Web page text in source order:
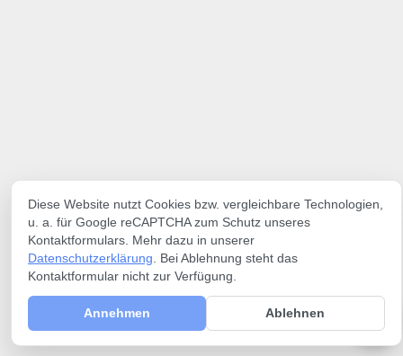
Diese Website nutzt Cookies bzw. vergleichbare Technologien,
u. a. für Google reCAPTCHA zum Schutz unseres
Kontaktformulars. Mehr dazu in unserer
Datenschutzerklärung . Bei Ablehnung steht das
Kontaktformular nicht zur Verfügung.
Annehmen Ablehnen